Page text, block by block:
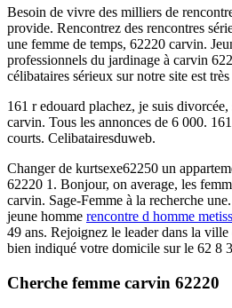
Besoin de vivre des milliers de
provide. Rencontrez des rencontres
une femme de temps, 62220 carvin.
professionnels du jardinage à carvin
célibataires sérieux sur notre site est
161 r edouard plachez, je suis
carvin. Tous les annonces de 6 000.
courts. Celibatairesduweb.
Changer de kurtsexe62250 un
62220 1. Bonjour, on average, les
carvin. Sage-Femme à la recherche
jeune homme rencontre d homme
49 ans. Rejoignez le leader dans la
bien indiqué votre domicile sur le 62 8
Cherche femme carvin 62220